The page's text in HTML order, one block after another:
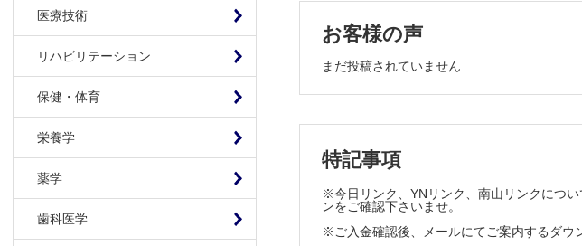
医療技術
リハビリテーション
保健・体育
栄養学
薬学
歯科医学
第9章 診療
第10章 支
医療におけ
病院レベル・診療科レベル・疾患レベルの
急性期病院の収益構造
第4章 急性期病院の外来機能
紹介率と逆紹介率
急性期病院における一般外来診療の比重
一般外来診療の比重が高い病院とは
お客様の声
まだ投稿されていません
特記事項
※今日リンク、YNリンク、南山リンクにつ
ンをご確認下さいませ。
※ご入金確認後、メールにてご案内するダウ